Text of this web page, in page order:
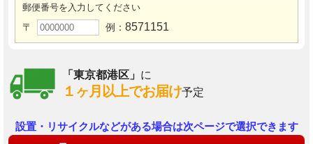
郵便番号を入力してください
〒 例： 8571151
「東京都港区」 に
１ヶ月以上でお届け予定
設置・リサイクルなどがある場合は次ページで選択できます